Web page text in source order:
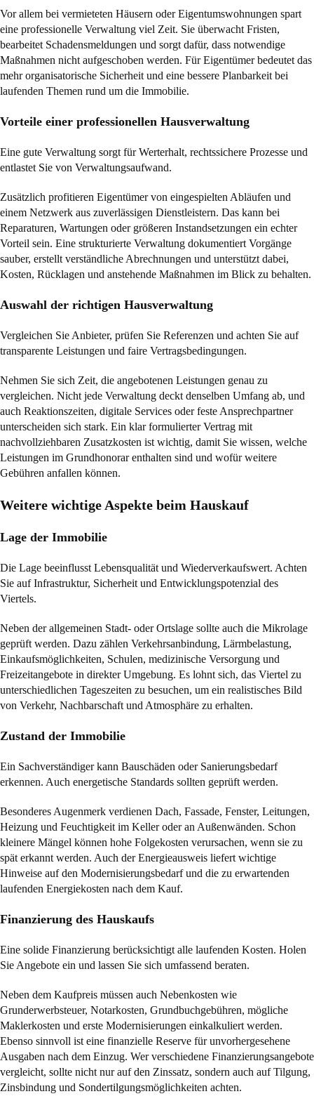
Vor allem bei vermieteten Häusern oder Eigentumswohnungen spart
eine professionelle Verwaltung viel Zeit. Sie überwacht Fristen,
bearbeitet Schadensmeldungen und sorgt dafür, dass notwendige
Maßnahmen nicht aufgeschoben werden. Für Eigentümer bedeutet das
mehr organisatorische Sicherheit und eine bessere Planbarkeit bei
laufenden Themen rund um die Immobilie.
Vorteile einer professionellen Hausverwaltung
Eine gute Verwaltung sorgt für Werterhalt, rechtssichere Prozesse und
entlastet Sie von Verwaltungsaufwand.
Zusätzlich profitieren Eigentümer von eingespielten Abläufen und
einem Netzwerk aus zuverlässigen Dienstleistern. Das kann bei
Reparaturen, Wartungen oder größeren Instandsetzungen ein echter
Vorteil sein. Eine strukturierte Verwaltung dokumentiert Vorgänge
sauber, erstellt verständliche Abrechnungen und unterstützt dabei,
Kosten, Rücklagen und anstehende Maßnahmen im Blick zu behalten.
Auswahl der richtigen Hausverwaltung
Vergleichen Sie Anbieter, prüfen Sie Referenzen und achten Sie auf
transparente Leistungen und faire Vertragsbedingungen.
Nehmen Sie sich Zeit, die angebotenen Leistungen genau zu
vergleichen. Nicht jede Verwaltung deckt denselben Umfang ab, und
auch Reaktionszeiten, digitale Services oder feste Ansprechpartner
unterscheiden sich stark. Ein klar formulierter Vertrag mit
nachvollziehbaren Zusatzkosten ist wichtig, damit Sie wissen, welche
Leistungen im Grundhonorar enthalten sind und wofür weitere
Gebühren anfallen können.
Weitere wichtige Aspekte beim Hauskauf
Lage der Immobilie
Die Lage beeinflusst Lebensqualität und Wiederverkaufswert. Achten
Sie auf Infrastruktur, Sicherheit und Entwicklungspotenzial des
Viertels.
Neben der allgemeinen Stadt- oder Ortslage sollte auch die Mikrolage
geprüft werden. Dazu zählen Verkehrsanbindung, Lärmbelastung,
Einkaufsmöglichkeiten, Schulen, medizinische Versorgung und
Freizeitangebote in direkter Umgebung. Es lohnt sich, das Viertel zu
unterschiedlichen Tageszeiten zu besuchen, um ein realistisches Bild
von Verkehr, Nachbarschaft und Atmosphäre zu erhalten.
Zustand der Immobilie
Ein Sachverständiger kann Bauschäden oder Sanierungsbedarf
erkennen. Auch energetische Standards sollten geprüft werden.
Besonderes Augenmerk verdienen Dach, Fassade, Fenster, Leitungen,
Heizung und Feuchtigkeit im Keller oder an Außenwänden. Schon
kleinere Mängel können hohe Folgekosten verursachen, wenn sie zu
spät erkannt werden. Auch der Energieausweis liefert wichtige
Hinweise auf den Modernisierungsbedarf und die zu erwartenden
laufenden Energiekosten nach dem Kauf.
Finanzierung des Hauskaufs
Eine solide Finanzierung berücksichtigt alle laufenden Kosten. Holen
Sie Angebote ein und lassen Sie sich umfassend beraten.
Neben dem Kaufpreis müssen auch Nebenkosten wie
Grunderwerbsteuer, Notarkosten, Grundbuchgebühren, mögliche
Maklerkosten und erste Modernisierungen einkalkuliert werden.
Ebenso sinnvoll ist eine finanzielle Reserve für unvorhergesehene
Ausgaben nach dem Einzug. Wer verschiedene Finanzierungsangebote
vergleicht, sollte nicht nur auf den Zinssatz, sondern auch auf Tilgung,
Zinsbindung und Sondertilgungsmöglichkeiten achten.